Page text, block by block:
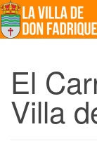
El
Villa